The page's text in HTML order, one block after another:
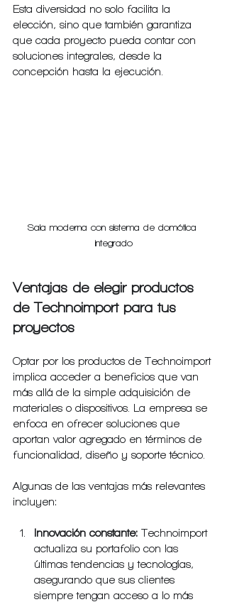
Esta diversidad no solo facilita la
elección, sino que también garantiza
que cada proyecto pueda contar con
soluciones integrales, desde la
concepción hasta la ejecución.
Sala moderna con sistema de domótica
integrado
Ventajas de elegir productos
de Technoimport para tus
proyectos
Optar por los productos de Technoimport
implica acceder a beneficios que van
más allá de la simple adquisición de
materiales o dispositivos. La empresa se
enfoca en ofrecer soluciones que
aportan valor agregado en términos de
funcionalidad, diseño y soporte técnico.
Algunas de las ventajas más relevantes
incluyen:
Innovación constante: Technoimport
actualiza su portafolio con las
últimas tendencias y tecnologías,
asegurando que sus clientes
siempre tengan acceso a lo más